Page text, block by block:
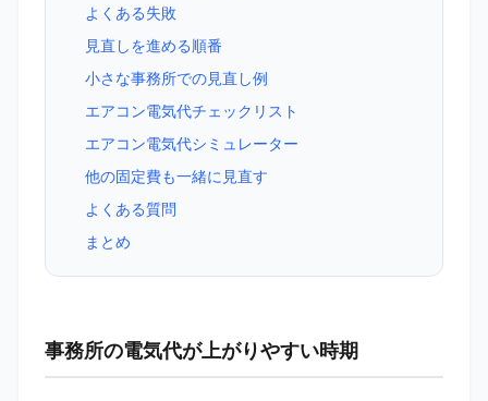
よくある失敗
見直しを進める順番
小さな事務所での見直し例
エアコン電気代チェックリスト
エアコン電気代シミュレーター
他の固定費も一緒に見直す
よくある質問
まとめ
事務所の電気代が上がりやすい時期